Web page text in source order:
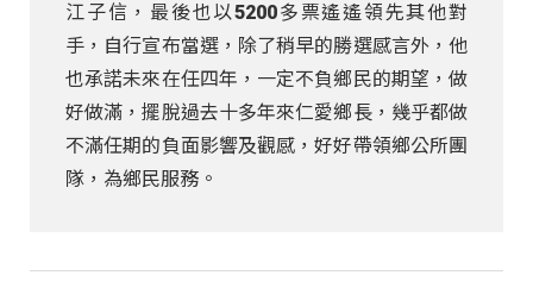
江子信，最後也以5200多票遙遙領先其他對
手，自行宣布當選，除了稍早的勝選感言外，他
也承諾未來在任四年，一定不負鄉民的期望，做
好做滿，擺脫過去十多年來仁愛鄉長，幾乎都做
不滿任期的負面影響及觀感，好好帶領鄉公所團
隊，為鄉民服務。